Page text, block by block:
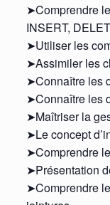
➤Comprendre
INSERT,
➤Utiliser les
➤Assimiler les
➤Connaître les
➤Connaître les
➤Maîtriser la
➤Le concept
➤Comprendre
➤Présentation
➤Comprendre